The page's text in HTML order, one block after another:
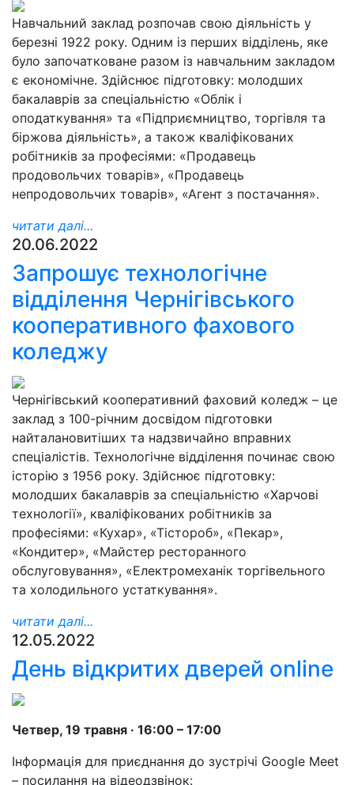
Навчальний заклад розпочав свою діяльність у
березні 1922 року. Одним із перших відділень, яке
було започатковане разом із навчальним закладом
є економічне. Здійснює підготовку: молодших
бакалаврів за спеціальністю «Облік і
оподаткування» та «Підприємництво, торгівля та
біржова діяльність», а також кваліфікованих
робітників за професіями: «Продавець
продовольчих товарів», «Продавець
непродовольчих товарів», «Агент з постачання».
читати далі...
20.06.2022
Запрошує технологічне
відділення Чернігівського
кооперативного фахового
коледжу
Чернігівський кооперативний фаховий коледж – це
заклад з 100-річним досвідом підготовки
найталановитіших та надзвичайно вправних
спеціалістів. Технологічне відділення починає свою
історію з 1956 року. Здійснює підготовку:
молодших бакалаврів за спеціальністю «Харчові
технології», кваліфікованих робітників за
професіями: «Кухар», «Тістороб», «Пекар»,
«Кондитер», «Майстер ресторанного
обслуговування», «Електромеханік торгівельного
та холодильного устаткування».
читати далі...
12.05.2022
День відкритих дверей online
Четвер, 19 травня · 16:00 – 17:00
Інформація для приєднання до зустрічі Google Meet
– посилання на відеодзвінок: